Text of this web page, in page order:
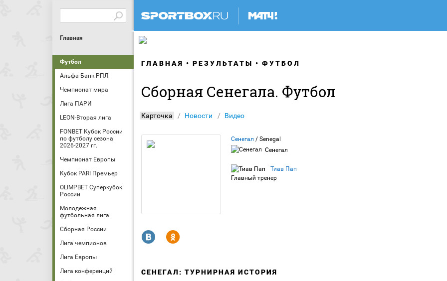
Главная
Футбол
Альфа-Банк РПЛ
Чемпионат мира
Лига ПАРИ
LEON-Вторая лига
FONBET Кубок России
по футболу сезона
2026-2027 гг.
Чемпионат Европы
Кубок PARI Премьер
OLIMPBET Суперкубок
России
Молодежная
футбольная лига
Сборная России
Лига чемпионов
Лига Европы
Лига конференций
ГЛАВНАЯ РЕЗУЛЬТАТЫ ФУТБОЛ
Сборная Сенегала. Футбол
Карточка Новости Видео
Сенегал / Senegal
Сенегал
Тиав Пап
Главный тренер
R Y
СЕНЕГАЛ: ТУРНИРНАЯ ИСТОРИЯ